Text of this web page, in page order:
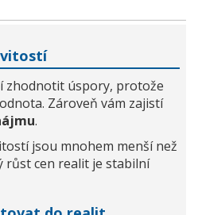
zhodnotit úspory, protože
Zároveň vám zajistí
.
jsou mnohem menší než
růst cen realit je stabilní